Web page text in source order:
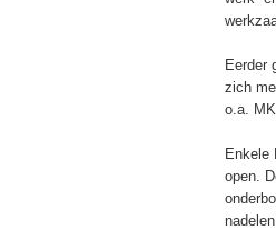
Eerder
zich
o.a.
Enkele
open.